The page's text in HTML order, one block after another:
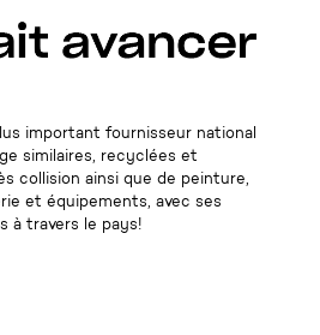
important fournisseur national
similaires, recyclées et
collision ainsi que de peinture,
et équipements, avec ses
à travers le pays!